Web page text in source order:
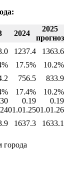
2024
2025
прогноз
1237.4
1363.6
17.5%
10.2%
756.5
833.9
17.4%
10.2%
0.19
0.19
01.01.2501.01.26
1637.3 1633.1